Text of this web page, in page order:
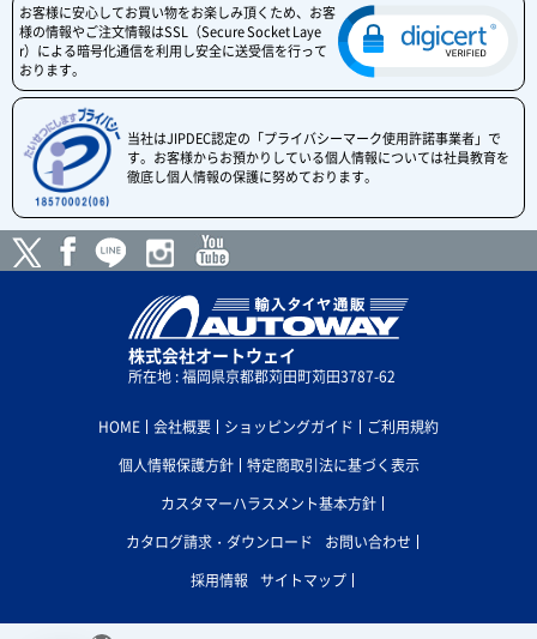
お客様に安心してお買い物をお楽しみ頂くため、お客
様の情報やご注文情報はSSL（Secure Socket Laye
r）による暗号化通信を利用し安全に送受信を行って
おります。
当社はJIPDEC認定の「プライバシーマーク使用許諾事業者」で
す。お客様からお預かりしている個人情報については社員教育を
徹底し個人情報の保護に努めております。
株式会社オートウェイ
所在地 : 福岡県京都郡苅田町苅田3787-62
HOME 会社概要 ショッピングガイド
ご利用規約
個人情報保護方針
特定商取引法に基づく表示
カスタマーハラスメント基本方針
カタログ請求・ダウンロード
お問い合わせ
採用情報
サイトマップ